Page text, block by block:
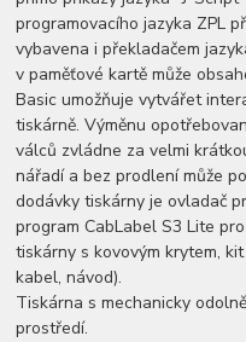
programovacího jazyka ZPL
vybavena i překladačem
v paměťové kartě může
Basic umožňuje vytvářet
tiskárně. Výměnu
válců zvládne za velmi
nářadí a bez prodlení může
dodávky tiskárny je ovladač
program CabLabel S3 Lite
tiskárny s kovovým krytem,
kabel, návod).
Tiskárna s mechanicky
prostředí.